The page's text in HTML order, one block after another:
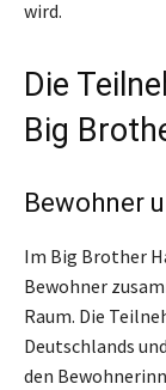
wird.
Die
Big
Bewohner
Im Big Brother
Bewohner
Raum. Die
Deutschlands
den